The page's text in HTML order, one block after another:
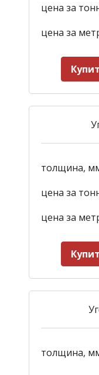
цена за
цена за
толщина,
цена за
цена за
толщина,